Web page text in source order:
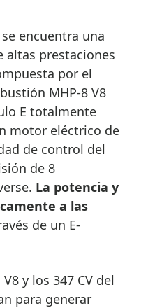
encuentra una
altas prestaciones
por el
MHP-8 V8
E totalmente
motor eléctrico de
de control del
de 8
La potencia y
a las
de un E-
y los 347 CV del
para generar